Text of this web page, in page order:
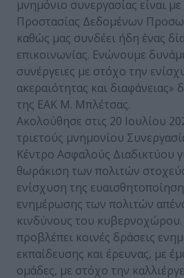
μνημόνιο συνεργασίας είναι
Προστασίας Δεδομένων
καθώς μας συνδέει ήδη ένας
επικοινωνίας. Ενώνουμε
συνέργειες με στόχο την
ακεραιότητας και
της ΕΑΚ Μ. Μπλέτσας.
Ακολούθησε στις 20 Ιουλίου
τριετούς μνημονίου
Κέντρο Ασφαλούς Διαδικτύου
θωράκιση των πολιτών
ενίσχυση της
ενημέρωσης των πολιτών
κινδύνους του
προβλέπει κοινές δράσεις
εκπαίδευσης και έρευνας, με
ομάδες, με στόχο την